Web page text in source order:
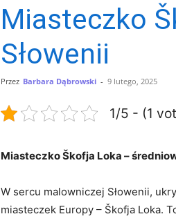
Miasteczko
Słowenii
Przez Barbara Dąbrowski - 9 lutego, 2025
1/5 - (1
Miasteczko Škofja Loka –‍
W sercu​ malowniczej Słowenii,
miasteczek‍ Europy – Škofja Loka.